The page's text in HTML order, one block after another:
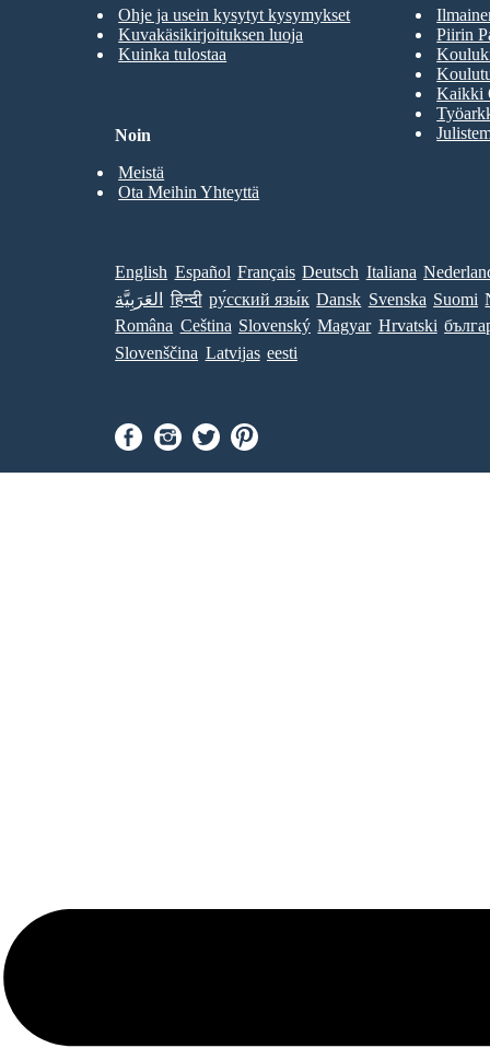
Ohje ja usein kysytyt kysymykset
Kuvakäsikirjoituksen luoja
Kuinka tulostaa
Piirin
Kaikki
Noin
Meistä
Ota Meihin Yhteyttä
English Español Français Deutsch Italiana
العَرَبِيَّة
हिन्दी ру́сский язы́к Dansk Svenska Suomi
Româna Ceština Slovenský Magyar Hrvatski
Slovenščina Latvijas eesti